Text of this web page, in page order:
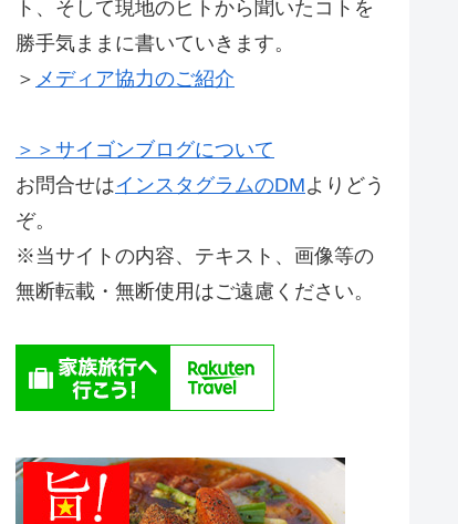
ト、そして現地のヒトから聞いたコトを
勝手気ままに書いていきます。
＞ メディア協力のご紹介
＞＞サイゴンブログについて
お問合せはインスタグラムのDMよりどう
ぞ。
※当サイトの内容、テキスト、画像等の
無断転載・無断使用はご遠慮ください。